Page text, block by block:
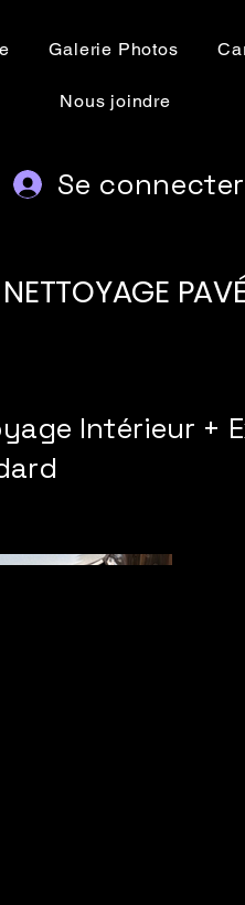
Galerie Photos
Nous joindre
Se connecter
Intérieur +